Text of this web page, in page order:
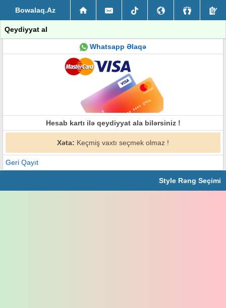
Bowalaq.Az
Qeydiyyat al
Whatsapp Əlaqə
Hesab kartı ilə qeydiyyat ala bilərsiniz !
Xəta: Keçmiş vaxtı seçmek olmaz !
Geri Qayıt
Style Rəng Seçimi